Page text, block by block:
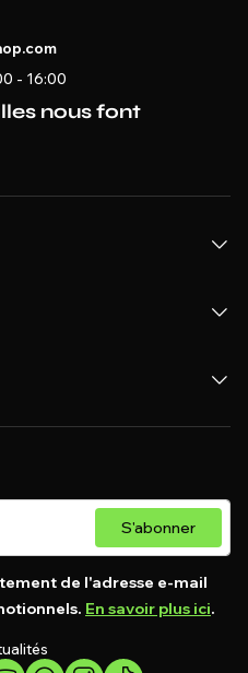
S'abonner
de l'adresse e-mail
En savoir plus ici.
- 16:00
nous font